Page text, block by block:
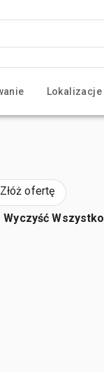
Lokalizacje
Złóż ofertę
Wyczyść Wszystko